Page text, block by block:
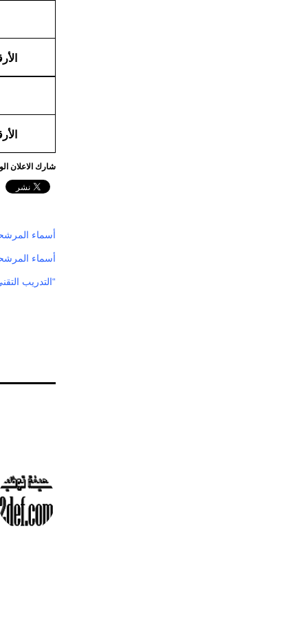
شارك الاعلان
أسماء
أسماء
“التدريب